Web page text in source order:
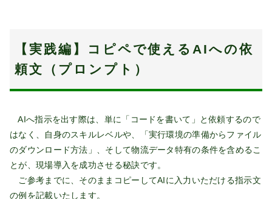
【実践編】コピペで使えるAIへの依
頼文（プロンプト）
AIへ指示を出す際は、単に「コードを書いて」と依頼するので
はなく、自身のスキルレベルや、「実行環境の準備からファイル
のダウンロード方法」、そして物流データ特有の条件を含めるこ
とが、現場導入を成功させる秘訣です。
ご参考までに、そのままコピーしてAIに入力いただける指示文
の例を記載いたします。